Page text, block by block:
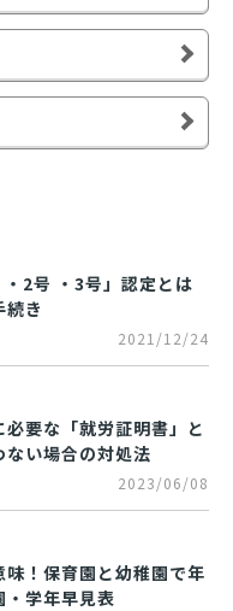
2号 ・3号」認定とは
き
2021/12/24
要な「就労証明書」と
い場合の対処法
2023/06/08
！保育園と幼稚園で年
・学年早見表